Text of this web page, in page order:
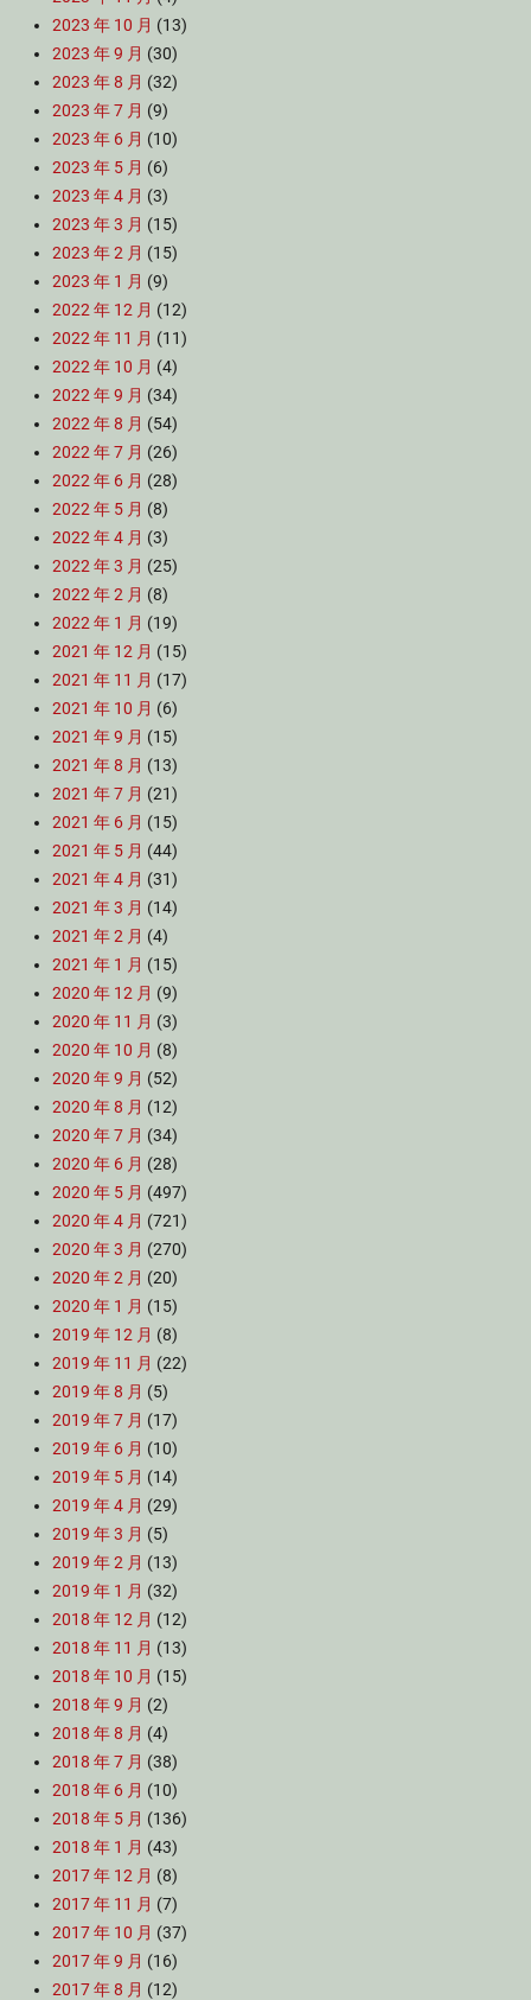
2023 年 10 月 (13)
2023 年 9 月 (30)
2023 年 8 月 (32)
2023 年 7 月 (9)
2023 年 6 月 (10)
2023 年 5 月 (6)
2023 年 4 月 (3)
2023 年 3 月 (15)
2023 年 2 月 (15)
2023 年 1 月 (9)
2022 年 12 月 (12)
2022 年 11 月 (11)
2022 年 10 月 (4)
2022 年 9 月 (34)
2022 年 8 月 (54)
2022 年 7 月 (26)
2022 年 6 月 (28)
2022 年 5 月 (8)
2022 年 4 月 (3)
2022 年 3 月 (25)
2022 年 2 月 (8)
2022 年 1 月 (19)
2021 年 12 月 (15)
2021 年 11 月 (17)
2021 年 10 月 (6)
2021 年 9 月 (15)
2021 年 8 月 (13)
2021 年 7 月 (21)
2021 年 6 月 (15)
2021 年 5 月 (44)
2021 年 4 月 (31)
2021 年 3 月 (14)
2021 年 2 月 (4)
2021 年 1 月 (15)
2020 年 12 月 (9)
2020 年 11 月 (3)
2020 年 10 月 (8)
2020 年 9 月 (52)
2020 年 8 月 (12)
2020 年 7 月 (34)
2020 年 6 月 (28)
2020 年 5 月 (497)
2020 年 4 月 (721)
2020 年 3 月 (270)
2020 年 2 月 (20)
2020 年 1 月 (15)
2019 年 12 月 (8)
2019 年 11 月 (22)
2019 年 8 月 (5)
2019 年 7 月 (17)
2019 年 6 月 (10)
2019 年 5 月 (14)
2019 年 4 月 (29)
2019 年 3 月 (5)
2019 年 2 月 (13)
2019 年 1 月 (32)
2018 年 12 月 (12)
2018 年 11 月 (13)
2018 年 10 月 (15)
2018 年 9 月 (2)
2018 年 8 月 (4)
2018 年 7 月 (38)
2018 年 6 月 (10)
2018 年 5 月 (136)
2018 年 1 月 (43)
2017 年 12 月 (8)
2017 年 11 月 (7)
2017 年 10 月 (37)
2017 年 9 月 (16)
2017 年 8 月 (12)